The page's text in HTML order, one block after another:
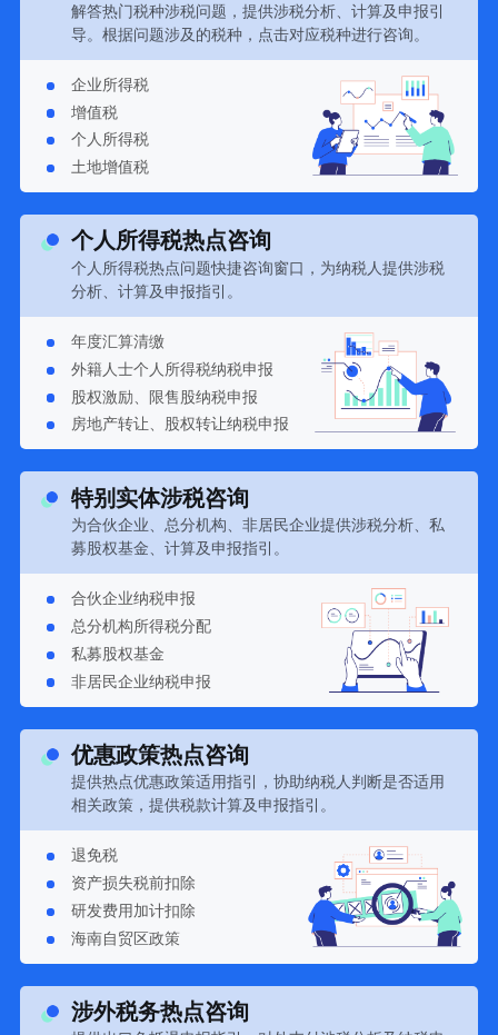
解答热门税种涉税问题，提供涉税分析、计算及申报引
导。根据问题涉及的税种，点击对应税种进行咨询。
企业所得税
增值税
个人所得税
土地增值税
个人所得税热点咨询
个人所得税热点问题快捷咨询窗口，为纳税人提供涉税
分析、计算及申报指引。
年度汇算清缴
外籍人士个人所得税纳税申报
股权激励、限售股纳税申报
房地产转让、股权转让纳税申报
特别实体涉税咨询
为合伙企业、总分机构、非居民企业提供涉税分析、私
募股权基金、计算及申报指引。
合伙企业纳税申报
总分机构所得税分配
私募股权基金
非居民企业纳税申报
优惠政策热点咨询
提供热点优惠政策适用指引，协助纳税人判断是否适用
相关政策，提供税款计算及申报指引。
退免税
资产损失税前扣除
研发费用加计扣除
海南自贸区政策
涉外税务热点咨询